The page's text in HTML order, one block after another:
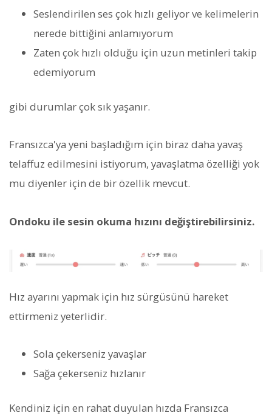
Seslendirilen ses çok hızlı geliyor ve kelimelerin
nerede bittiğini anlamıyorum
Zaten çok hızlı olduğu için uzun metinleri takip
edemiyorum
gibi durumlar çok sık yaşanır.
Fransızca'ya yeni başladığım için biraz daha yavaş
telaffuz edilmesini istiyorum, yavaşlatma özelliği yok
mu diyenler için de bir özellik mevcut.
Ondoku ile sesin okuma hızını değiştirebilirsiniz.
Hız ayarını yapmak için hız sürgüsünü hareket
ettirmeniz yeterlidir.
Sola çekerseniz yavaşlar
Sağa çekerseniz hızlanır
Kendiniz için en rahat duyulan hızda Fransızca